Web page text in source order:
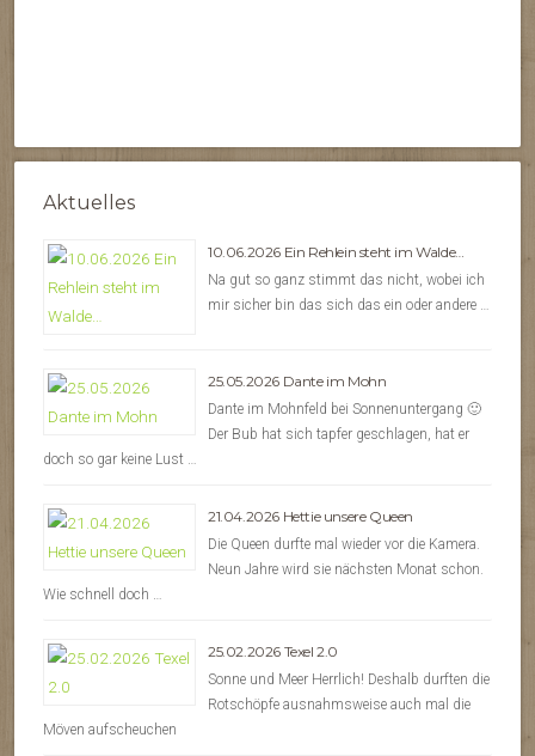
Aktuelles
10.06.2026 Ein Rehlein steht im Walde…
Na gut so ganz stimmt das nicht, wobei ich
mir sicher bin das sich das ein oder andere …
25.05.2026 Dante im Mohn
Dante im Mohnfeld bei Sonnenuntergang 🙂
Der Bub hat sich tapfer geschlagen, hat er
doch so gar keine Lust …
21.04.2026 Hettie unsere Queen
Die Queen durfte mal wieder vor die Kamera.
Neun Jahre wird sie nächsten Monat schon.
Wie schnell doch …
25.02.2026 Texel 2.0
Sonne und Meer Herrlich! Deshalb durften die
Rotschöpfe ausnahmsweise auch mal die
Möven aufscheuchen